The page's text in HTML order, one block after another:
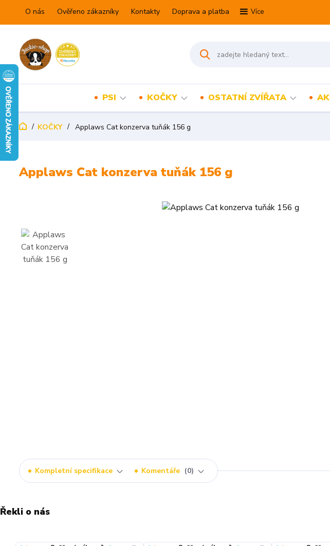
O nás Ověřeno zákazníky Kontakty Doprava a platba Více
PSI KOČKY OSTATNÍ ZVÍŘATA
KOČKY Applaws Cat konzerva tuňák 156 g
Applaws Cat konzerva tuňák 156 g
Kompletní specifikace Komentáře 0
Řekli o nás